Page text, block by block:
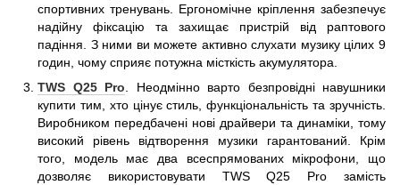
спортивних тренувань. Ергономічне кріплення забезпечує
надійну фіксацію та захищає пристрій від раптового
падіння. З ними ви можете активно слухати музику цілих 9
годин, чому сприяє потужна місткість акумулятора.
TWS Q25 Pro. Неодмінно варто безпровідні навушники
купити тим, хто цінує стиль, функціональність та зручність.
Виробником передбачені нові драйвери та динаміки, тому
високий рівень відтворення музики гарантований. Крім
того, модель має два всеспрямованих мікрофони, що
дозволяє використовувати TWS Q25 Pro замість